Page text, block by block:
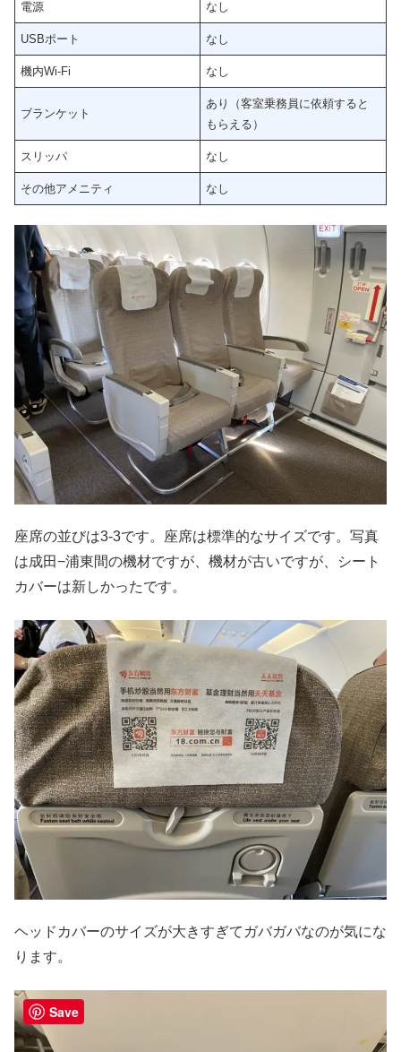
電源 なし
USBポート なし
機内Wi-Fi なし
ブランケット
あり（客室乗務員に依頼すると
もらえる）
スリッパ なし
その他アメニティ なし
座席の並びは3-3です。座席は標準的なサイズです。写真
は成田−浦東間の機材ですが、機材が古いですが、シート
カバーは新しかったです。
ヘッドカバーのサイズが大きすぎてガバガバなのが気にな
ります。
Save